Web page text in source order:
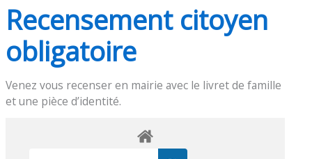
Recensement citoyen
obligatoire
Venez vous recenser en mairie avec le livret de famille
et une pièce d’identité.